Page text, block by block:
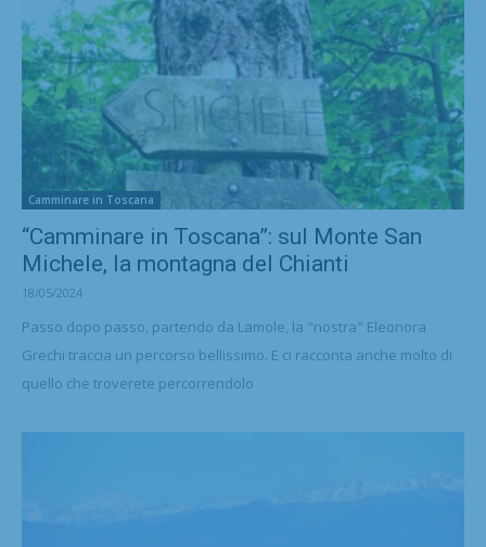
Camminare in Toscana
“Camminare in Toscana”: sul Monte San
Michele, la montagna del Chianti
18/05/2024
Passo dopo passo, partendo da Lamole, la "nostra" Eleonora
Grechi traccia un percorso bellissimo. E ci racconta anche molto di
quello che troverete percorrendolo